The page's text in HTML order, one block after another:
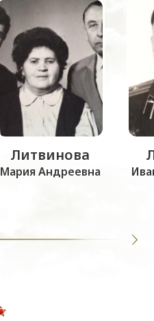
Литвинова
Мария Андреевна